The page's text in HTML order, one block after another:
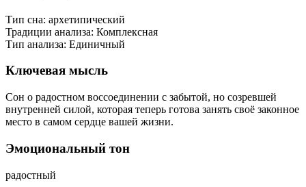
Тип сна: архетипический
Традиции анализа: Комплексная
Тип анализа: Единичный
Ключевая мысль
Сон о радостном воссоединении с забытой, но созревшей
внутренней силой, которая теперь готова занять своё законное
место в самом сердце вашей жизни.
Эмоциональный тон
радостный